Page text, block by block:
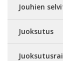
Jouhien
Juoksutus